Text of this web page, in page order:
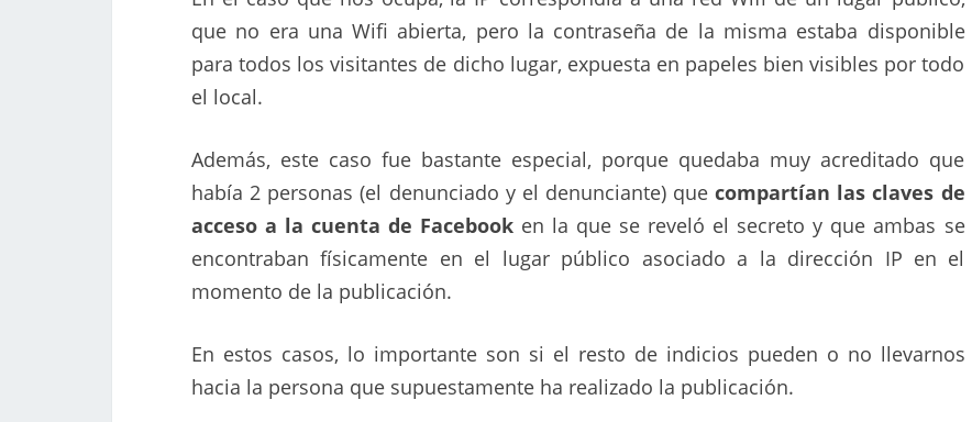
que no era una Wifi abierta, pero la contraseña de la misma estaba disponible
para todos los visitantes de dicho lugar, expuesta en papeles bien visibles por todo
el local.
Además, este caso fue bastante especial, porque quedaba muy acreditado que
había 2 personas (el denunciado y el denunciante) quecompartían las claves de
acceso a la cuenta de Facebook en la que se reveló el secreto y que ambas se
encontraban físicamente en el lugar público asociado a la dirección IP en el
momento de la publicación.
En estos casos, lo importante son si el resto de indicios pueden o no llevarnos
hacia la persona que supuestamente ha realizado la publicación.